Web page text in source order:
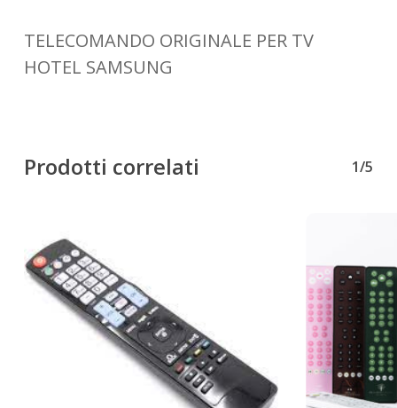
TELECOMANDO ORIGINALE PER TV
HOTEL SAMSUNG
Prodotti correlati 1/5